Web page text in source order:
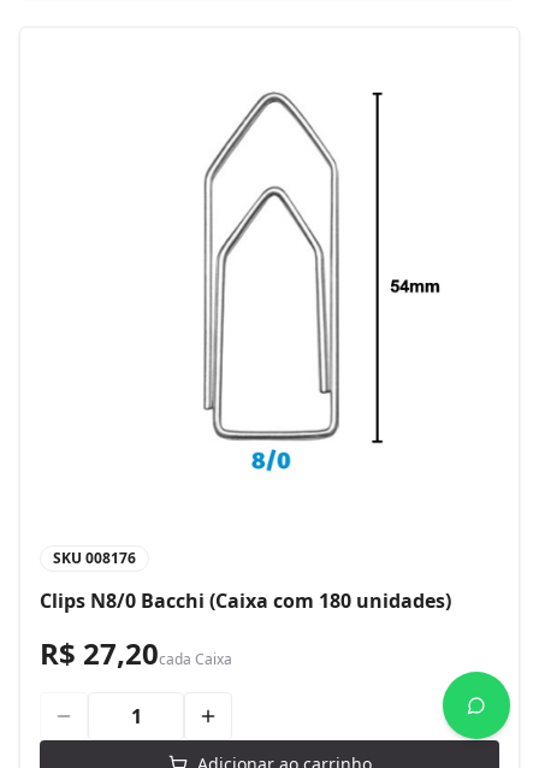
SKU 008176
Clips N8/0 Bacchi (Caixa com 180 unidades)
R$ 27,20cada Caixa